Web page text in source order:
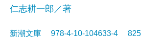
仁志耕一郎／著
新潮文庫 978-4-10-104633-4